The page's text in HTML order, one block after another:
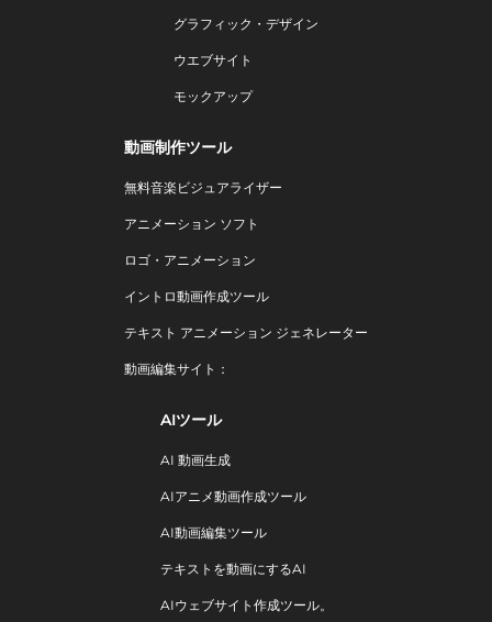
グラフィック・デザイン
ウエブサイト
モックアップ
動画制作ツール
無料音楽ビジュアライザー
アニメーション ソフト
ロゴ・アニメーション
イントロ動画作成ツール
テキスト アニメーション ジェネレーター
動画編集サイト：
AIツール
AI 動画生成
AIアニメ動画作成ツール
AI動画編集ツール
テキストを動画にするAI
AIウェブサイト作成ツール。